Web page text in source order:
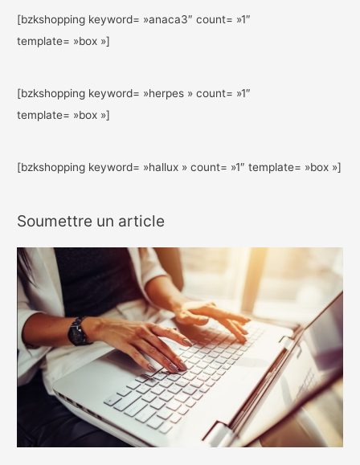
[bzkshopping keyword= »anaca3″ count= »1″
template= »box »]
[bzkshopping keyword= »herpes » count= »1″
template= »box »]
[bzkshopping keyword= »hallux » count= »1″ template= »box »]
Soumettre un article